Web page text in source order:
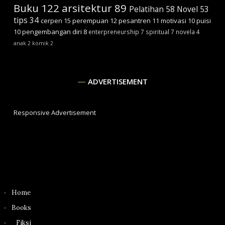
Buku 122 arsitektur 89 Pelatihan 58 Novel 53
tips 34 cerpen 15 perempuan 12 pesantren 11 motivasi 10puisi
10pengembangan diri 8 enterpreneurship 7 spiritual 7 novela 4
anak 2 komik 2
ADVERTISEMENT
Responsive Advertisement
Home
Books
_Fiksi